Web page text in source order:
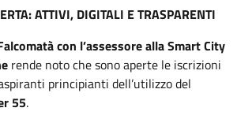
ATTIVI, DIGITALI E TRASPARENTI
con l’assessore alla Smart City
rende noto che sono aperte le iscrizioni
principianti dell’utilizzo del
55.